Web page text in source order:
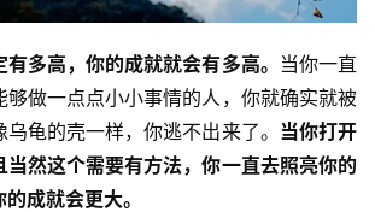
多高，你的成就就会有多高。 当你一直
够做一点点小小事情的人，你就确实就被
龟的壳一样，你逃不出来了。 当你打开
当然这个需要有方法，你一直去照亮你的
成就会更大。